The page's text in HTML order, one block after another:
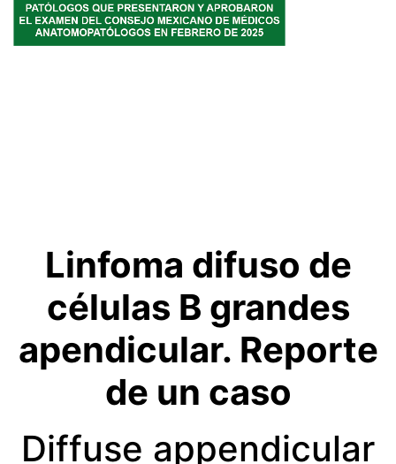
Linfoma difuso de
células B grandes
apendicular. Reporte
de un caso
Diffuse appendicular